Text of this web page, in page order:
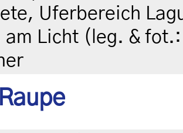
Uferbereich
am Licht (leg. &